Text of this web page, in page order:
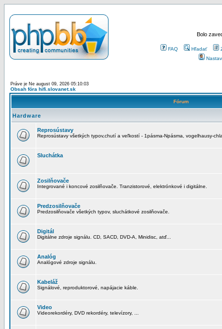
Bolo
FAQ Hľadať
Práve je Ne august 09, 2026 05:10:03
Obsah fóra hifi.slovanet.sk
Fórum
Hardware
Reprosústavy
Reprosústavy všetkých typov,chutí a veľkostí - 1pásma-Npásma, vogelhausy-
Sluchátka
Zosilňovače
Integrované i koncové zosilňovače. Tranzistorové, elektrónkové i digitálne.
Predzosilňovače
Predzosilňovače všetkých typov, sluchátkové zosilňovače.
Digitál
Digitálne zdroje signálu. CD, SACD, DVD-A, Minidisc, atď...
Analóg
Analógové zdroje signálu.
Kabeláž
Signálové, reproduktorové, napájacie káble.
Video
Videorekordéry, DVD rekordéry, televízory, ...